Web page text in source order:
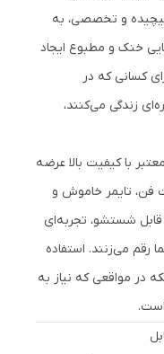
و تخصصی، به
خنک و مطبوع ایجاد
کسانی که در
زندگی می‌کنند،
با کیفیت بالا عرضه
فن، تایمر خاموش و
شستشو، تجربه‌ای
رقم می‌زنند. استفاده
در مواقعی که نیاز به
است.